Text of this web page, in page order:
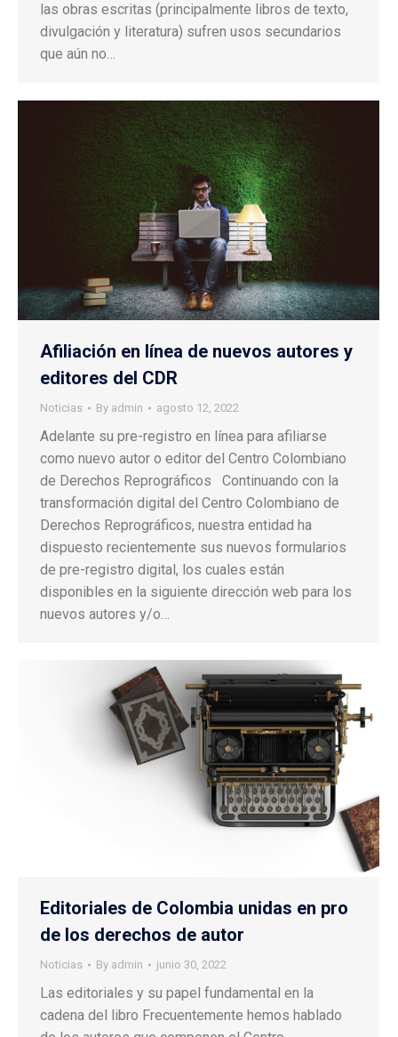
las obras escritas (principalmente libros de texto,
divulgación y literatura) sufren usos secundarios
que aún no…
Afiliación en línea de nuevos autores y
editores del CDR
Noticias By admin agosto 12, 2022
Adelante su pre-registro en línea para afiliarse
como nuevo autor o editor del Centro Colombiano
de Derechos Reprográficos Continuando con la
transformación digital del Centro Colombiano de
Derechos Reprográficos, nuestra entidad ha
dispuesto recientemente sus nuevos formularios
de pre-registro digital, los cuales están
disponibles en la siguiente dirección web para los
nuevos autores y/o…
Editoriales de Colombia unidas en pro
de los derechos de autor
Noticias By admin junio 30, 2022
Las editoriales y su papel fundamental en la
cadena del libro Frecuentemente hemos hablado